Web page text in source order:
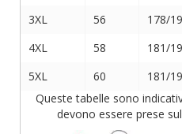
3XL
56 178/
4XL
58 181/
5XL
60 181/
Queste tabelle sono
devono essere prese